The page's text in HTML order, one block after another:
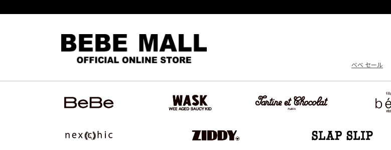
べべ セール